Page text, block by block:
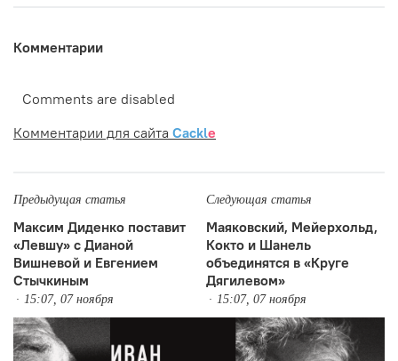
Комментарии
Comments are disabled
Комментарии для сайта Cackle
Предыдущая статья
Максим Диденко поставит
«Левшу» с Дианой
Вишневой и Евгением
Стычкиным
15:07, 07 ноября
Следующая статья
Маяковский, Мейерхольд,
Кокто и Шанель
объединятся в «Круге
Дягилевом»
15:07, 07 ноября